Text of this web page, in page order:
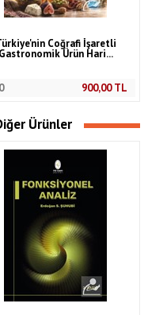
Coğrafi İşaretli
Gastronomik Ürün Hari...
900,00TL
Ürünler